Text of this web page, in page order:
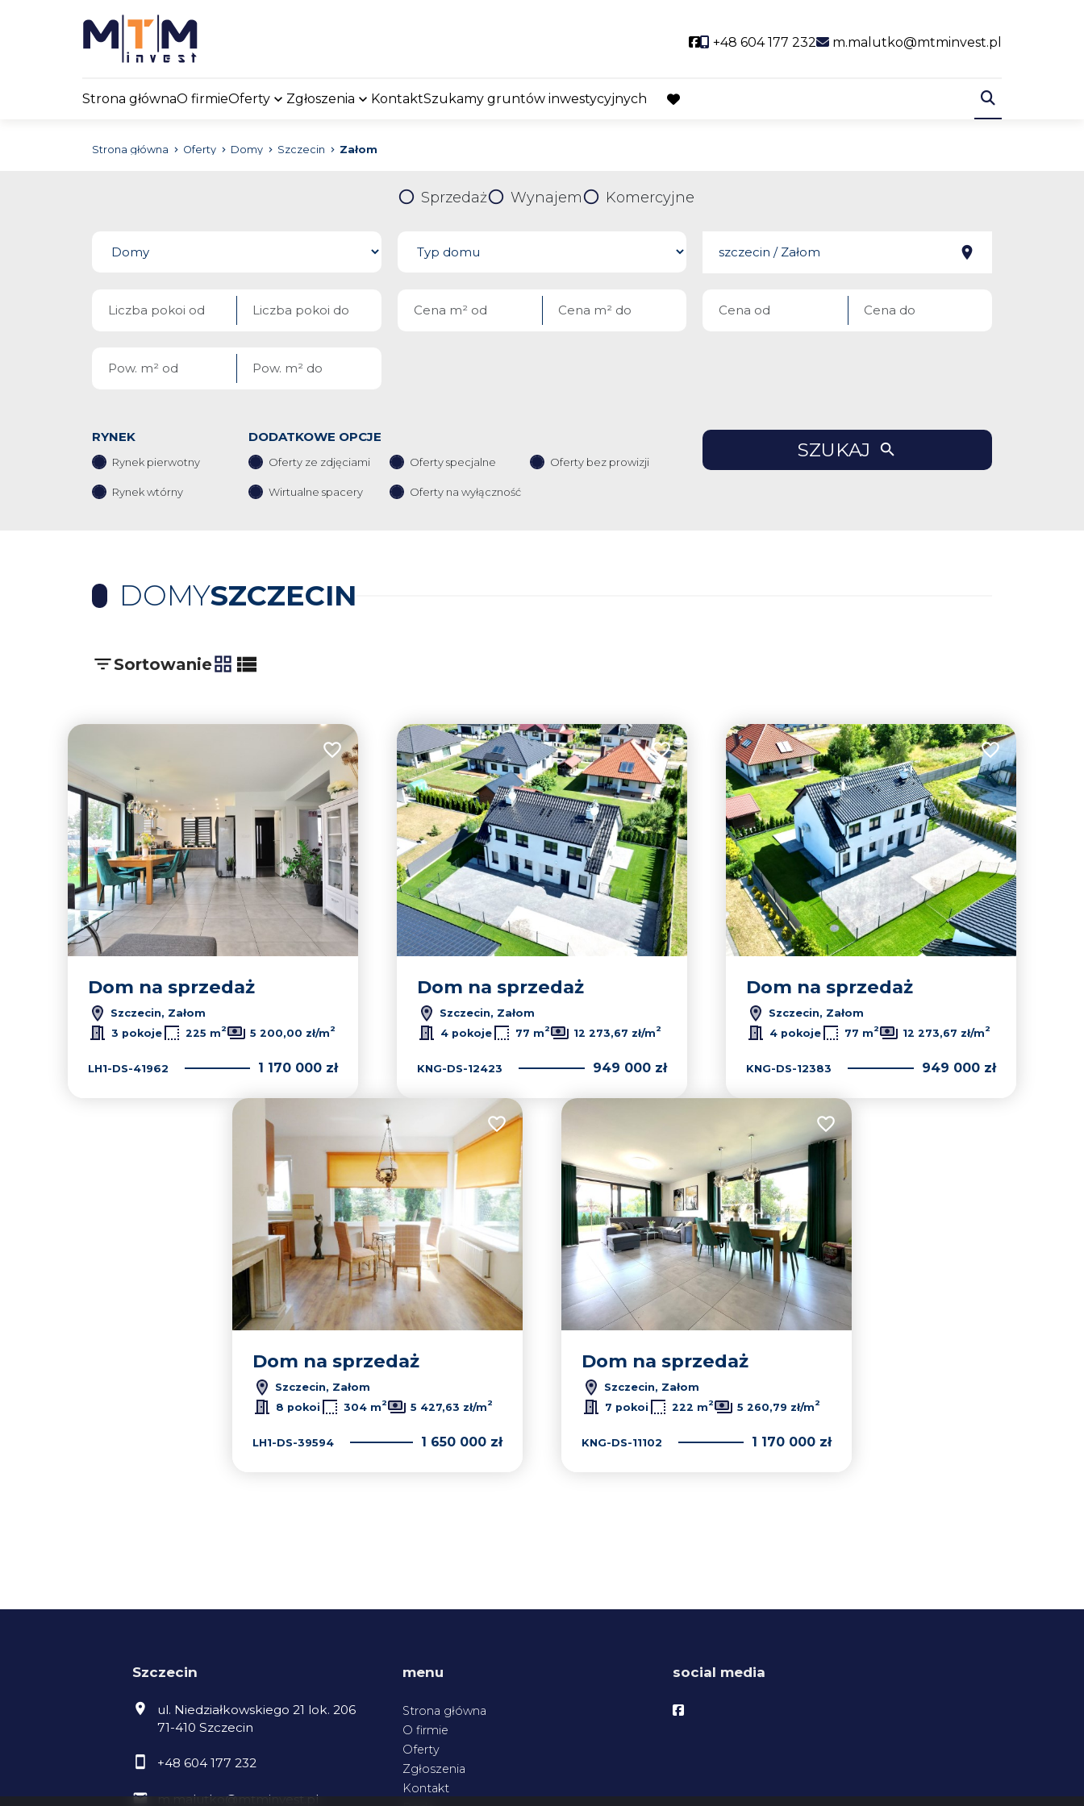
Social link
+48 604 177 232 m.malutko@mtminvest.pl
Strona głównaO firmieOferty Zgłoszenia KontaktSzukamy gruntów inwestycyjnych
favorite
Strona główna Oferty Domy Szczecin Załom
Sprzedaż Wynajem Komercyjne
RYNEK
Rynek pierwotny
Rynek wtórny
DODATKOWE OPCJE
Oferty ze zdjęciami Oferty specjalne Oferty bez prowizji
Wirtualne spacery Oferty na wyłączność
SZUKAJ
DOMYSZCZECIN
Sortowanie
tabela
lista
Dodaj do ulubionych
Dom na sprzedaż
Szczecin, Załom
3 pokoje 225 m2 5 200,00 zł/m2
LH1-DS-41962 1 170 000 zł
Dodaj do ulubionych
Dom na sprzedaż
Szczecin, Załom
4 pokoje 77 m2 12 273,67 zł/m2
KNG-DS-12423 949 000 zł
Dodaj do
Dom na sprzedaż
Szczecin, Załom
4 pokoje 77 m2 12 273,67 zł/m2
KNG-DS-12383 949 000 zł
Dodaj do ulubionych
Dom na sprzedaż
Szczecin, Załom
8 pokoi 304 m2 5 427,63 zł/m2
LH1-DS-39594 1 650 000 zł
Dodaj do ulubionych
Dom na sprzedaż
Szczecin, Załom
7 pokoi 222 m2 5 260,79 zł/m2
KNG-DS-11102 1 170 000 zł
Szczecin
ul. Niedziałkowskiego 21 lok. 206
71-410 Szczecin
+48 604 177 232
m.malutko@mtminvest.pl
menu
Strona główna
O firmie
Oferty
Zgłoszenia
Kontakt
social media
Facebook